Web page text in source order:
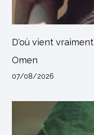
D'où vient
Omen
07/08/2026